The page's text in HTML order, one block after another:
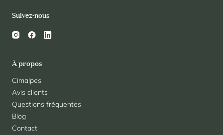
À propos
Cimalpes
Avis clients
Questions fréquentes
Blog
Contact
Suivez-nous